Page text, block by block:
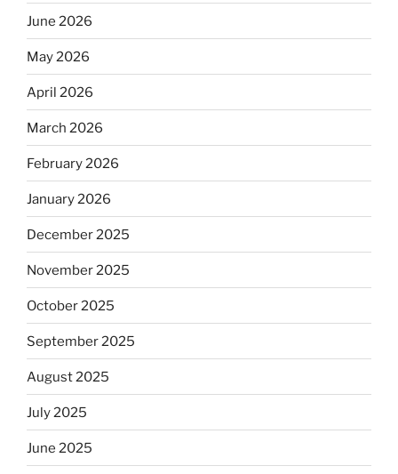
June 2026
May 2026
April 2026
March 2026
February 2026
January 2026
December 2025
November 2025
October 2025
September 2025
August 2025
July 2025
June 2025